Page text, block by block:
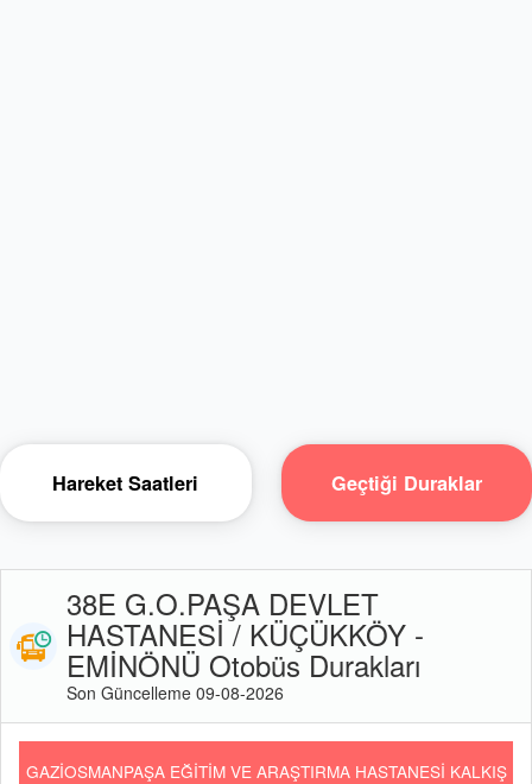
Hareket Saatleri Geçtiği Duraklar
38E G.O.PAŞA DEVLET
HASTANESİ / KÜÇÜKKÖY -
EMİNÖNÜ Otobüs Durakları
Son Güncelleme 09-08-2026
GAZİOSMANPAŞA EĞİTİM VE ARAŞTIRMA HASTANESİ KALKIŞ